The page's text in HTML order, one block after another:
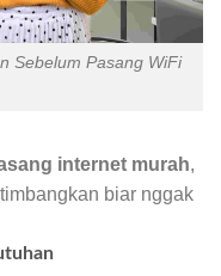
Sebelum Pasang WiFi
internet murah,
biar nggak